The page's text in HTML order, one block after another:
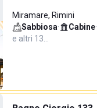
Miramare, Rimini
Sabbiosa· Cabine·
e altri 13…